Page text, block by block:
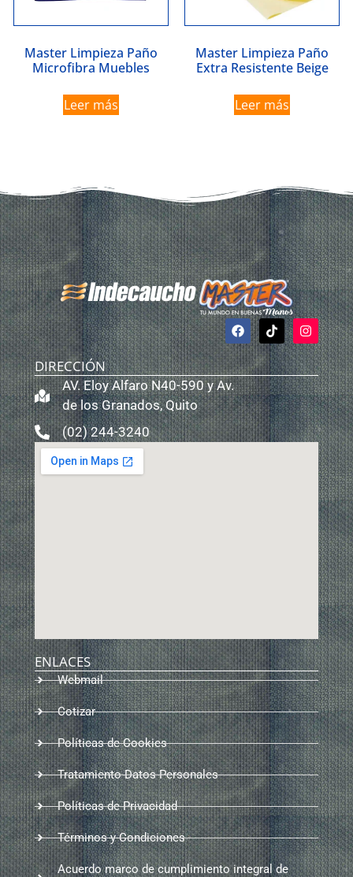
Master Limpieza Paño
Microfibra Muebles
Leer más
Master Limpieza Paño
Extra Resistente Beige
Leer más
DIRECCIÓN
AV. Eloy Alfaro N40-590 y Av.
de los Granados, Quito
(02) 244-3240
ENLACES
Webmail
Cotizar
Políticas de Cookies
Tratamiento Datos Personales
Políticas de Privacidad
Términos y Condiciones
Acuerdo marco de cumplimiento integral de